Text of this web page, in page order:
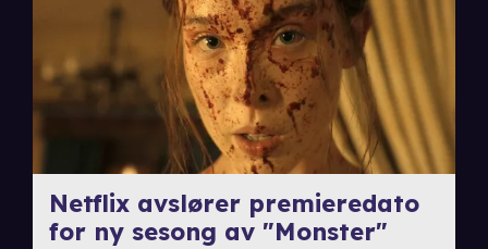
Netflix avslører premieredato
for ny sesong av "Monster"